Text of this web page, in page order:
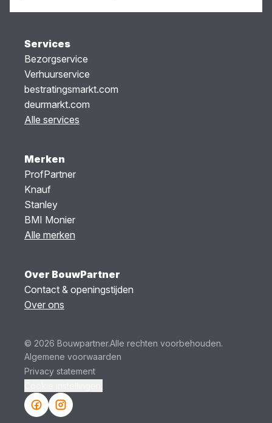
Services
Bezorgservice
Verhuurservice
bestratingsmarkt.com
deurmarkt.com
Alle services
Merken
ProfPartner
Knauf
Stanley
BMI Monier
Alle merken
Over BouwPartner
Contact & openingstijden
Over ons
© 2026 Bouwpartner.Alle rechten voorbehouden.
Algemene voorwaarden
Privacy statement